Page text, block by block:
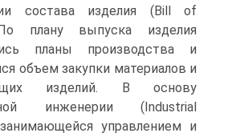
состава изделия (Bill of
плану выпуска изделия
планы производства и
объем закупки материалов и
изделий. В основу
инженерии (Industrial
занимающейся управлением и